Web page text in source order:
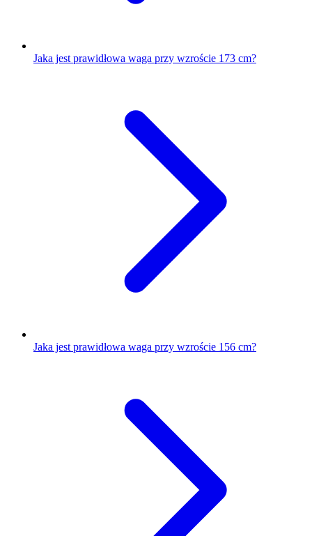
Jaka jest prawidłowa waga przy wzroście 173 cm?
Jaka jest prawidłowa waga przy wzroście 156 cm?